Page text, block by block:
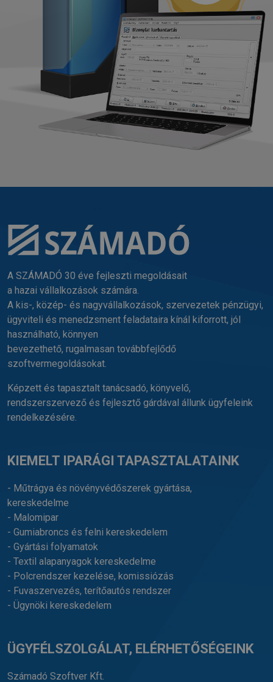
A SZÁMADÓ 30 éve fejleszti megoldásait
a hazai vállalkozások számára.
A kis-, közép- és nagyvállalkozások, szervezetek pénzügyi,
ügyviteli és menedzsment feladataira kínál kiforrott, jól
használható, könnyen
bevezethető, rugalmasan továbbfejlődő
szoftvermegoldásokat.
Képzett és tapasztalt tanácsadó, könyvelő,
rendszerszervező és fejlesztő gárdával állunk ügyfeleink
rendelkezésére.
KIEMELT IPARÁGI TAPASZTALATAINK
- Műtrágya és növényvédőszerek gyártása,
kereskedelme
- Malomipar
- Gumiabroncs és felni kereskedelem
- Gyártási folyamatok
- Textil alapanyagok kereskedelme
- Polcrendszer kezelése, komissiózás
- Fuvaszervezés, terítőautós rendszer
- Ügynöki kereskedelem
ÜGYFÉLSZOLGÁLAT, ELÉRHETŐSÉGEINK
Számadó Szoftver Kft.